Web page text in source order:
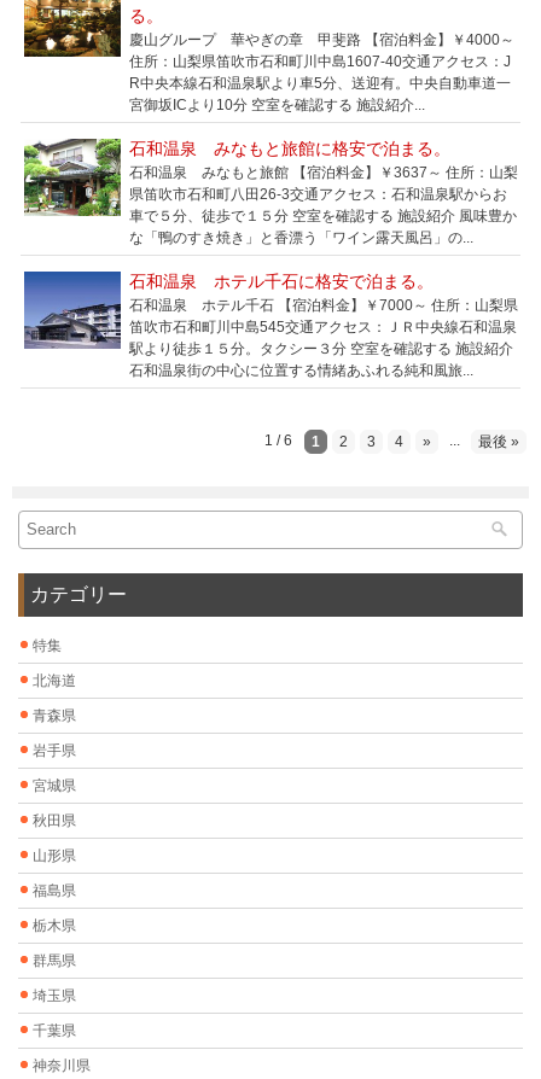
る。
慶山グループ 華やぎの章 甲斐路 【宿泊料金】￥4000～
住所：山梨県笛吹市石和町川中島1607-40交通アクセス：J
R中央本線石和温泉駅より車5分、送迎有。中央自動車道一
宮御坂ICより10分 空室を確認する 施設紹介...
石和温泉 みなもと旅館に格安で泊まる。
石和温泉 みなもと旅館 【宿泊料金】￥3637～ 住所：山梨
県笛吹市石和町八田26-3交通アクセス：石和温泉駅からお
車で５分、徒歩で１５分 空室を確認する 施設紹介 風味豊か
な「鴨のすき焼き」と香漂う「ワイン露天風呂」の...
石和温泉 ホテル千石に格安で泊まる。
石和温泉 ホテル千石 【宿泊料金】￥7000～ 住所：山梨県
笛吹市石和町川中島545交通アクセス：ＪＲ中央線石和温泉
駅より徒歩１５分。タクシー３分 空室を確認する 施設紹介
石和温泉街の中心に位置する情緒あふれる純和風旅...
1 / 6 1 2 3 4 » 最後 »
カテゴリー
特集
北海道
青森県
岩手県
宮城県
秋田県
山形県
福島県
栃木県
群馬県
埼玉県
千葉県
神奈川県